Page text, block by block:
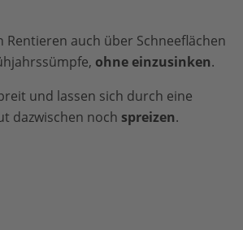
Rentieren auch über Schneeflächen
ohne einzusinken.
und lassen sich durch eine
dazwischen noch spreizen.